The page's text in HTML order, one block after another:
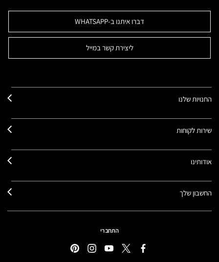
דברו איתנו ב-WHATSAPP
ליצירת קשר במייל
החנויות שלנו
שירות לקוחות
אודותינו
החשבון שלך
התחברי